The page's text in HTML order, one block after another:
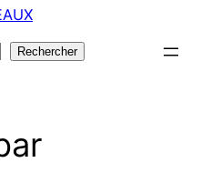
Rechercher